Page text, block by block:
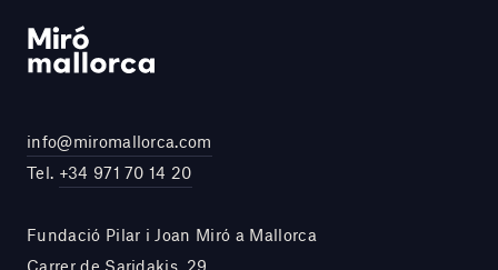
info@miromallorca.com
Tel. +34 971 70 14 20
Fundació Pilar i Joan Miró a Mallorca
Carrer de Saridakis, 29